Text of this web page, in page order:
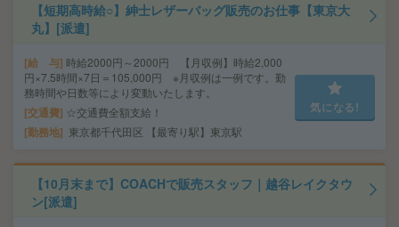
【短期高時給○】紳士レザーバッグ販売のお仕事【東京大
丸】[派遣]
給 与 時給2000円～2000円 【月収例】時給2,000
円×7.5時間×7日＝105,000円 ※月収例は一例です。勤
務時間や日数等により変動いたします。
交通費 ☆交通費全額支給！
勤務地 東京都千代田区 【最寄り駅】東京駅
気になる!
【10月末まで】COACHで販売スタッフ｜越谷レイクタウ
ン[派遣]